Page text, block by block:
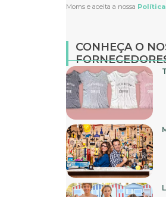
Moms e aceita a nossa
CONHEÇA O